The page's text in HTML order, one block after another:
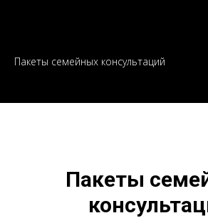
Пакеты семейных консультаций
Пакеты